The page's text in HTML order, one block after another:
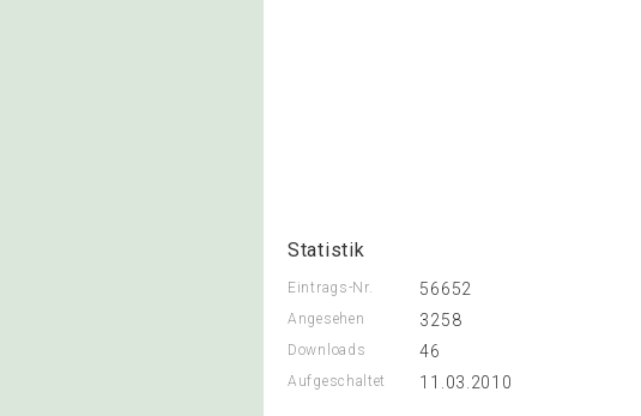
Statistik
Eintrags-Nr. 56652
Angesehen 3258
Downloads 46
Aufgeschaltet 11.03.2010